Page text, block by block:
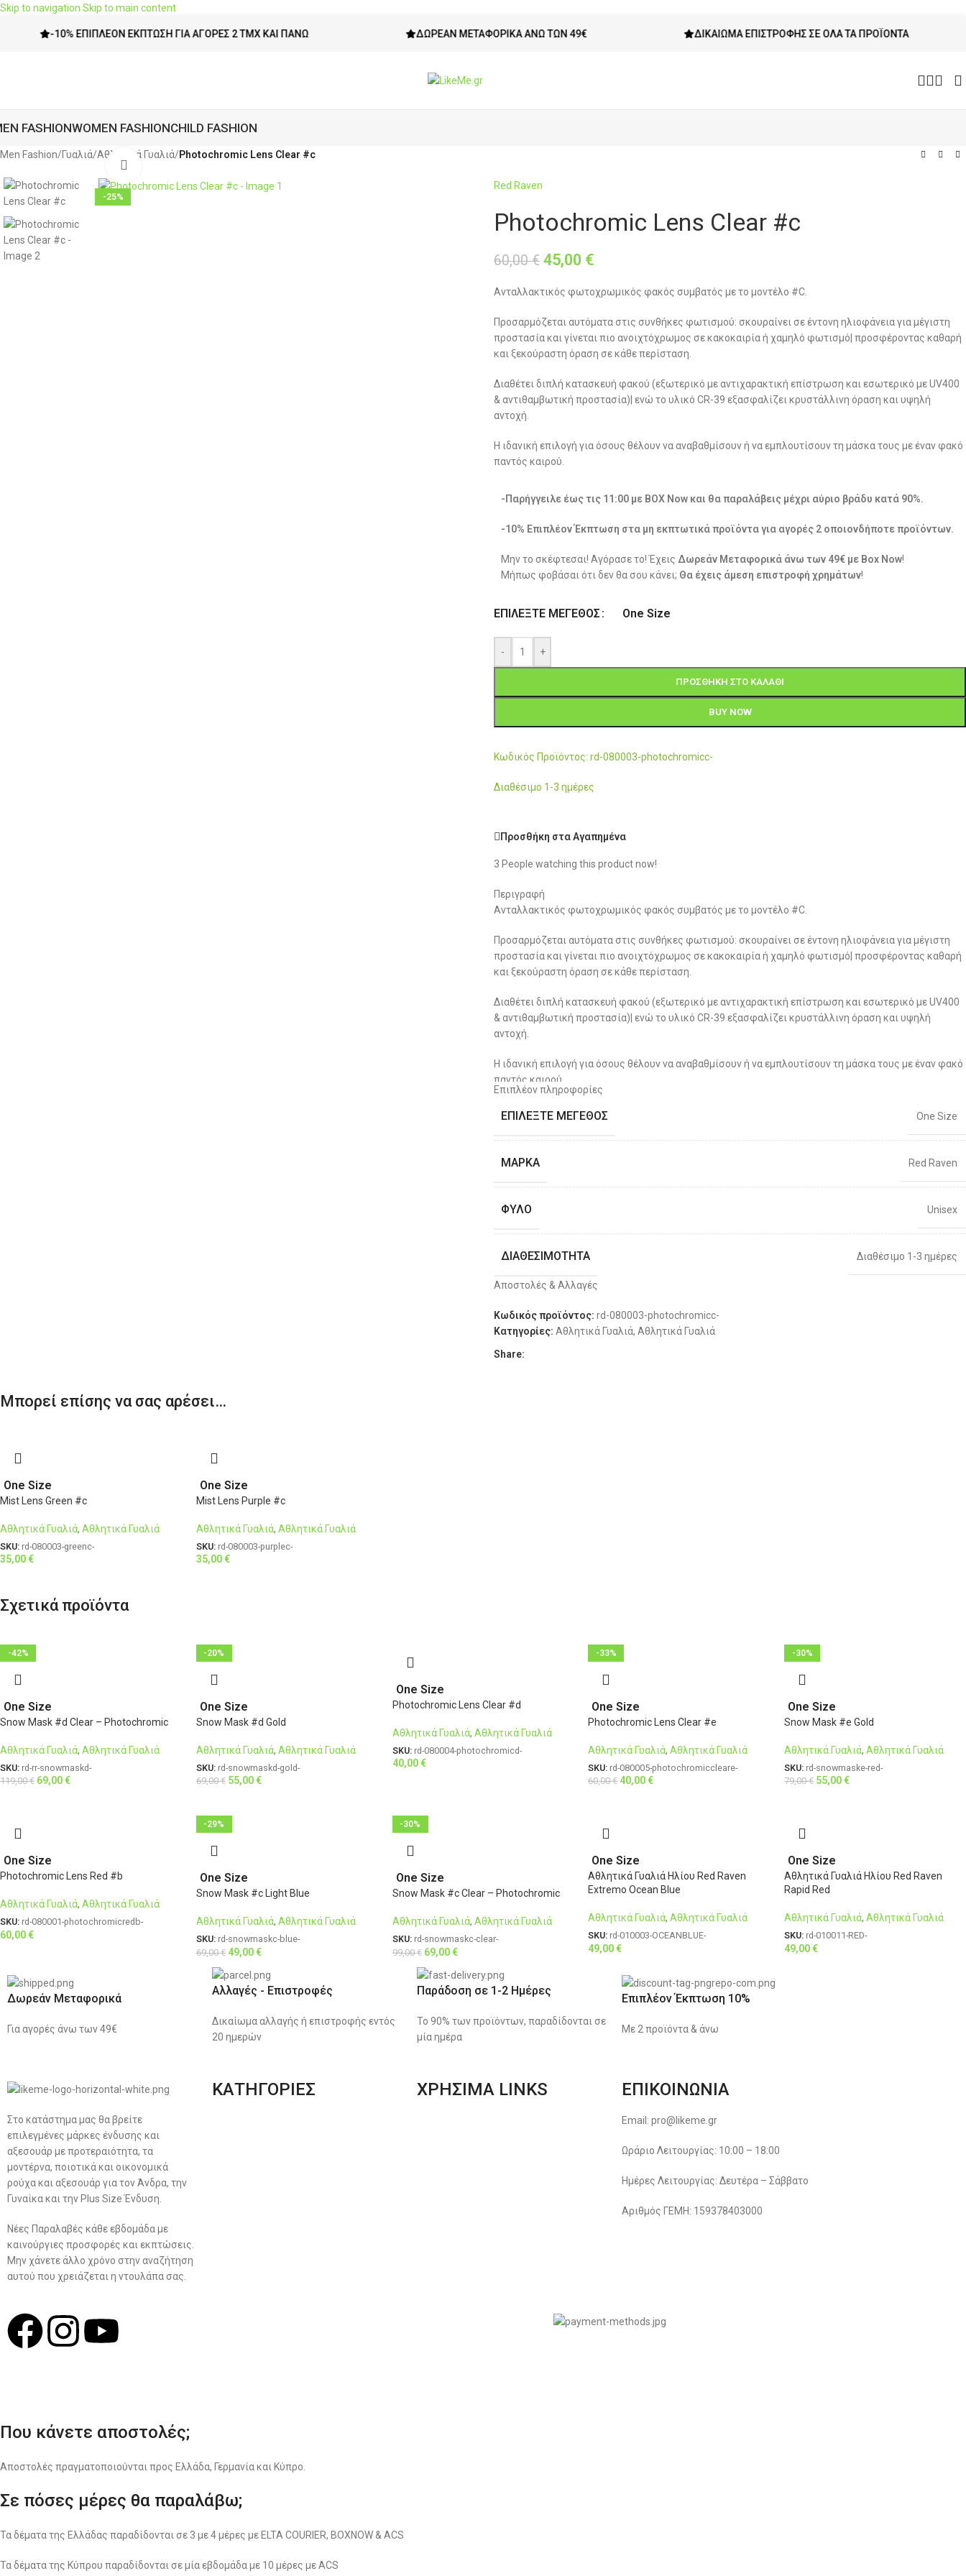
Skip to navigation Skip to main content
-10% ΕΠΙΠΛΈΟΝ ΈΚΠΤΩΣΗ ΓΙΑ ΑΓΟΡΈΣ 2 ΤΜΧ ΚΑΙ ΠΆΝΩ ΔΩΡΕΆΝ ΜΕΤΑΦΟΡΙΚΆ ΆΝΩ ΤΩΝ 49€ ΔΙΚΑΊΩΜΑ ΕΠΙΣΤΡΟΦΉΣ ΣΕ ΌΛΑ ΤΑ ΠΡΟΪΌΝΤΑ
FASHIONWOMEN FASHIONCHILD FASHION
Men Fashion/Γυαλιά/Αθλητικά Γυαλιά/Photochromic Lens Clear #c
-25%
Red Raven
Photochromic Lens Clear #c
60,00€ 45,00 €
Ανταλλακτικός φωτοχρωμικός φακός συμβατός με το μοντέλο #C.
Προσαρμόζεται αυτόματα στις συνθήκες φωτισμού: σκουραίνει σε έντονη ηλιοφάνεια για μέγιστη
προστασία και γίνεται πιο ανοιχτόχρωμος σε κακοκαιρία ή χαμηλό φωτισμό| προσφέροντας καθαρή
και ξεκούραστη όραση σε κάθε περίσταση.
Διαθέτει διπλή κατασκευή φακού (εξωτερικό με αντιχαρακτική επίστρωση και εσωτερικό με UV400
& αντιθαμβωτική προστασία)| ενώ το υλικό CR-39 εξασφαλίζει κρυστάλλινη όραση και υψηλή
αντοχή.
Η ιδανική επιλογή για όσους θέλουν να αναβαθμίσουν ή να εμπλουτίσουν τη μάσκα τους με έναν φακό
παντός καιρού.
-Παρήγγειλε έως τις 11:00 με BOX Now και θα παραλάβεις μέχρι αύριο βράδυ κατά 90%.
-10% Επιπλέον Έκπτωση στα μη εκπτωτικά προϊόντα για αγορές 2 οποιονδήποτε προϊόντων.
Μην το σκέφτεσαι! Αγόρασε το! Έχεις Δωρεάν Μεταφορικά άνω των 49€ με Box Now!
Μήπως φοβάσαι ότι δεν θα σου κάνει; Θα έχεις άμεση επιστροφή χρημάτων!
ΕΠΙΛΈΞΤΕ ΜΈΓΕΘΟΣ One Size
- +
ΠΡΟΣΘΉΚΗ ΣΤΟ ΚΑΛΆΘΙ
BUY NOW
Κωδικός Προϊόντος: rd-080003-photochromicc-
Διαθέσιμο 1-3 ημέρες
Προσθήκη στα Αγαπημένα
3 People watching this product now!
Περιγραφή
Ανταλλακτικός φωτοχρωμικός φακός συμβατός με το μοντέλο #C.
Προσαρμόζεται αυτόματα στις συνθήκες φωτισμού: σκουραίνει σε έντονη ηλιοφάνεια για μέγιστη
προστασία και γίνεται πιο ανοιχτόχρωμος σε κακοκαιρία ή χαμηλό φωτισμό| προσφέροντας καθαρή
και ξεκούραστη όραση σε κάθε περίσταση.
Διαθέτει διπλή κατασκευή φακού (εξωτερικό με αντιχαρακτική επίστρωση και εσωτερικό με UV400
& αντιθαμβωτική προστασία)| ενώ το υλικό CR-39 εξασφαλίζει κρυστάλλινη όραση και υψηλή
αντοχή.
Η ιδανική επιλογή για όσους θέλουν να αναβαθμίσουν ή να εμπλουτίσουν τη μάσκα τους με έναν φακό
παντός καιρού.
Επιπλέον πληροφορίες
ΕΠΙΛΈΞΤΕ ΜΈΓΕΘΟΣ One Size
ΜΆΡΚΑ Red Raven
ΦΎΛΟ Unisex
ΔΙΑΘΕΣΙΜΌΤΗΤΑ Διαθέσιμο 1-3 ημέρες
Αποστολές & Αλλαγές
Κωδικός προϊόντος: rd-080003-photochromicc-
Κατηγορίες: Αθλητικά Γυαλιά, Αθλητικά Γυαλιά
Share:
Μπορεί επίσης να σας αρέσει…
One Size
Mist Lens Green #c
Αθλητικά Γυαλιά, Αθλητικά Γυαλιά
SKU: rd-080003-greenc-
35,00€
One Size
Mist Lens Purple #c
Αθλητικά Γυαλιά, Αθλητικά Γυαλιά
SKU: rd-080003-purplec-
35,00€
Σχετικά προϊόντα
-42%
One Size
Snow Mask #d Clear – Photochromic
Αθλητικά Γυαλιά, Αθλητικά Γυαλιά
SKU: rd-rr-snowmaskd-
119,00€ 69,00€
-20%
One Size
Snow Mask #d Gold
Αθλητικά Γυαλιά, Αθλητικά Γυαλιά
SKU: rd-snowmaskd-gold-
69,00€ 55,00€
One Size
Photochromic Lens Clear #d
Αθλητικά Γυαλιά, Αθλητικά Γυαλιά
SKU: rd-080004-photochromicd-
40,00€
-33%
One Size
Photochromic Lens Clear #e
Αθλητικά Γυαλιά, Αθλητικά Γυαλιά
SKU: rd-080005-photochromiccleare-
60,00€ 40,00€
-30%
One Size
Snow Mask #e Gold
Αθλητικά Γυαλιά, Αθλητικά Γυαλιά
SKU: rd-snowmaske-red-
79,00€ 55,00€
One Size
Photochromic Lens Red #b
Αθλητικά Γυαλιά, Αθλητικά Γυαλιά
SKU: rd-080001-photochromicredb-
60,00€
-29%
One Size
Snow Mask #c Light Blue
Αθλητικά Γυαλιά, Αθλητικά Γυαλιά
SKU: rd-snowmaskc-blue-
69,00€ 49,00€
-30%
One Size
Snow Mask #c Clear – Photochromic
Αθλητικά Γυαλιά, Αθλητικά Γυαλιά
SKU: rd-snowmaskc-clear-
99,00€ 69,00€
One Size
Αθλητικά Γυαλιά Ηλίου Red Raven
Extremo Ocean Blue
Αθλητικά Γυαλιά, Αθλητικά Γυαλιά
SKU: rd-010003-OCEANBLUE-
49,00€
One Size
Αθλητικά Γυαλιά Ηλίου Red Raven
Rapid Red
Αθλητικά Γυαλιά, Αθλητικά Γυαλιά
SKU: rd-010011-RED-
49,00€
Δωρεάν Μεταφορικά
Για αγορές άνω των 49€
Αλλαγές - Επιστροφές
Δικαίωμα αλλαγής ή επιστροφής εντός
20 ημερών
Παράδοση σε 1-2 Ημέρες
Το 90% των προϊόντων, παραδίδονται σε
μία ημέρα
Επιπλέον Έκπτωση 10%
Με 2 προϊόντα & άνω
Στο κατάστημα μας θα βρείτε
επιλεγμένες μάρκες ένδυσης και
αξεσουάρ με προτεραιότητα, τα
μοντέρνα, ποιοτικά και οικονομικά
ρούχα και αξεσουάρ για τον Άνδρα, την
Γυναίκα και την Plus Size Ένδυση.
Νέες Παραλαβές κάθε εβδομάδα με
καινούργιες προσφορές και εκπτώσεις.
Μην χάνετε άλλο χρόνο στην αναζήτηση
αυτού που χρειάζεται η ντουλάπα σας.
ΚΑΤΗΓΟΡΙΕΣ ΧΡΗΣΙΜΑ LINKS ΕΠΙΚΟΙΝΩΝΙΑ
Email: pro@likeme.gr
Ωράριο Λειτουργίας: 10:00 – 18:00
Ημέρες Λειτουργίας: Δευτέρα – Σάββατο
Αριθμός ΓΕΜΗ: 159378403000
Που κάνετε αποστολές;
Αποστολές πραγματοποιούνται προς Ελλάδα, Γερμανία και Κύπρο.
Σε πόσες μέρες θα παραλάβω;
Τα δέματα της Ελλάδας παραδίδονται σε 3 με 4 μέρες με ELTA COURIER, BOXNOW & ACS
Τα δέματα της Κύπρου παραδίδονται σε μία εβδομάδα με 10 μέρες με ACS